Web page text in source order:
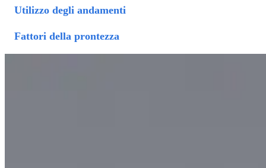
Utilizzo degli andamenti
Fattori della prontezza